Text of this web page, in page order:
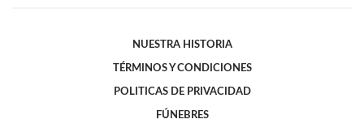
NUESTRA HISTORIA
TÉRMINOS Y CONDICIONES
POLITICAS DE PRIVACIDAD
FÚNEBRES